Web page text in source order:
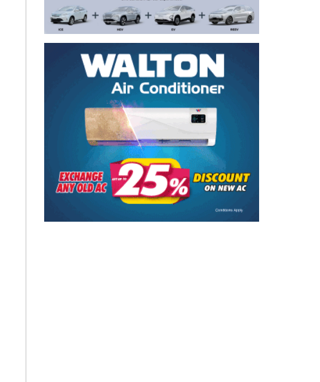
দুই ঘণ্টার ব্যবধানে দুই জেলায় সড়কে
ঝরল ১৬ প্রাণ
“ট্রাম্পকে রাজি করান, তা না হলে…”
সিলেটে দুই বাসের সংঘর্ষে নিহত ৮
সব জল্পনার অবসান, রিয়াল মাদ্রিদেই
২০৩২ সাল পর্যন্ত থাকছেন ভিনিসিউস